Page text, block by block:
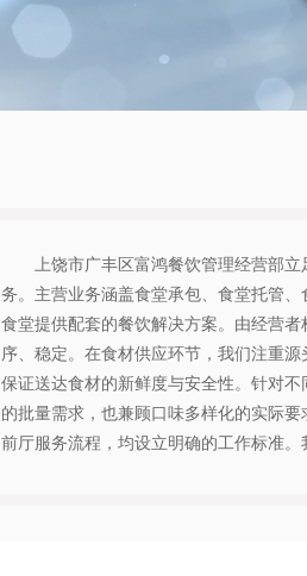
上饶市广丰区富鸿餐饮管理经营部
务。主营业务涵盖食堂承包、食堂托管
食堂提供配套的餐饮解决方案。由经营
序、稳定。在食材供应环节，我们注重
保证送达食材的新鲜度与安全性。针对
的批量需求，也兼顾口味多样化的实际
前厅服务流程，均设立明确的工作标准